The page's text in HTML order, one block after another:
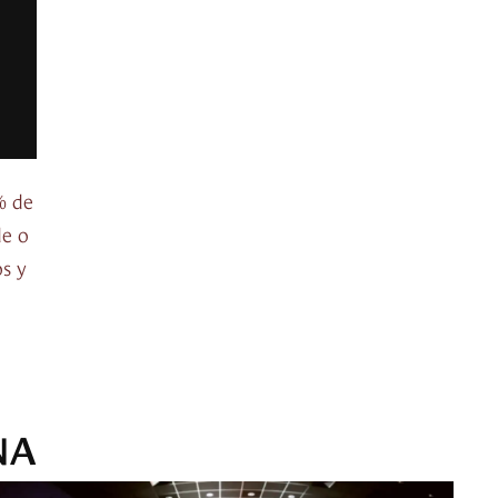
de
o
y